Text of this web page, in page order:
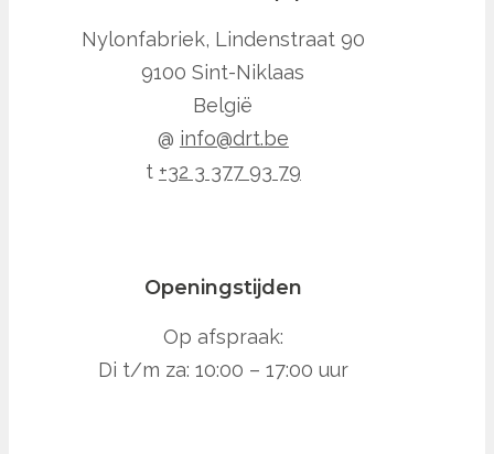
Nylonfabriek, Lindenstraat 90
9100 Sint-Niklaas
België
@ info@drt.be
t +32 3 377 93 79
Openingstijden
Op afspraak:
Di t/m za: 10:00 – 17:00 uur